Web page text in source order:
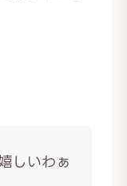
しいわぁ